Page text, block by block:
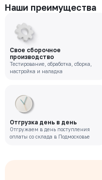
Наши преимущества
Свое сборочное
производство
Тестирование, обработка, сборка,
настройка и наладка
Отгрузка день в день
Отгружаем в день поступления
оплаты со склада в Подмосковье